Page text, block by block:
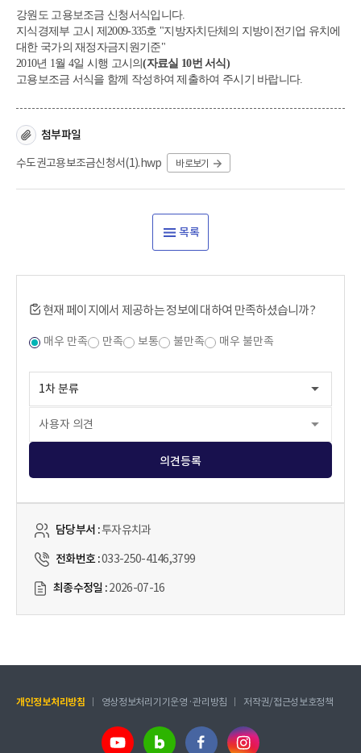
강원도 고용보조금 신청서식입니다.
지식경제부 고시 제2009-335호 "지방자치단체의 지방이전기업 유치에
대한 국가의 재정자금지원기준"
2010년 1월 4일 시행 고시의(자료실 10번 서식)
고용보조금 서식을 함께 작성하여 제출하여 주시기 바랍니다.
첨부파일
수도권고용보조금신청서(1).hwp
바로보기
목록
현재 페이지에서 제공하는 정보에 대하여 만족하셨습니까?
매우 만족 만족 보통 불만족 매우 불만족
의견등록
담당부서 :투자유치과
전화번호 :033-250-4146,3799
최종수정일 :2026-07-16
개인정보처리방침 영상정보처리기기운영·관리방침 저작권/접근성보호정책